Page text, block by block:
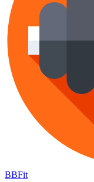
BBFit